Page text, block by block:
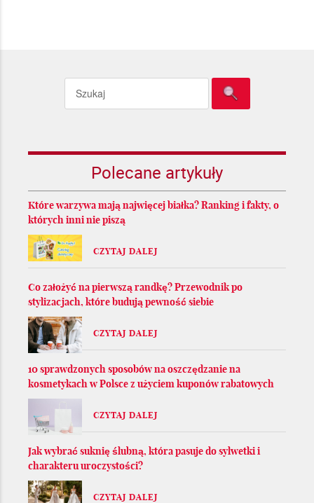
Polecane artykuły
Które warzywa mają najwięcej białka? Ranking i fakty, o
których inni nie piszą
CZYTAJ DALEJ
Co założyć na pierwszą randkę? Przewodnik po
stylizacjach, które budują pewność siebie
CZYTAJ DALEJ
10 sprawdzonych sposobów na oszczędzanie na
kosmetykach w Polsce z użyciem kuponów rabatowych
CZYTAJ DALEJ
Jak wybrać suknię ślubną, która pasuje do sylwetki i
charakteru uroczystości?
CZYTAJ DALEJ